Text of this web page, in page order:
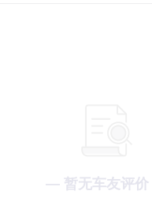
— 暂无车友评